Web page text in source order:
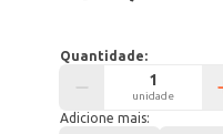
Quantidade:
unidade
Adicione mais: